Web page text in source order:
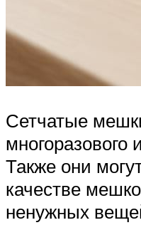
Сетчатые
многоразового
Также они
качестве
ненужных